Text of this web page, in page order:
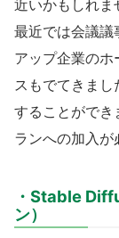
近いかもしれま
最近では会議議
アップ企業の
スもでてきま
することができ
ランへの加入が
・Stable
ン）